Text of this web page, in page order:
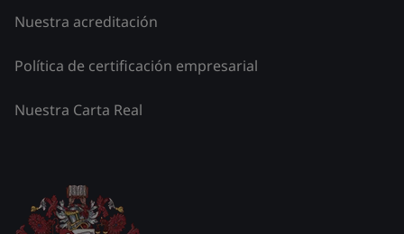
Nuestra acreditación
Política de certificación empresarial
Nuestra Carta Real